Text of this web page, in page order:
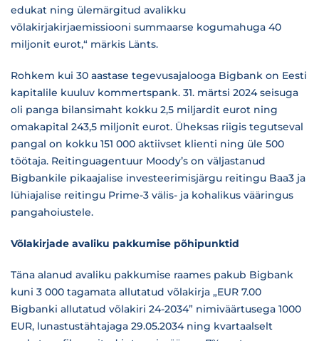
edukat ning ülemärgitud avalikku
võlakirjakirjaemissiooni summaarse kogumahuga 40
miljonit eurot,“ märkis Länts.
Rohkem kui 30 aastase tegevusajalooga Bigbank on Eesti
kapitalile kuuluv kommertspank. 31. märtsi 2024 seisuga
oli panga bilansimaht kokku 2,5 miljardit eurot ning
omakapital 243,5 miljonit eurot. Üheksas riigis tegutseval
pangal on kokku 151 000 aktiivset klienti ning üle 500
töötaja. Reitinguagentuur Moody’s on väljastanud
Bigbankile pikaajalise investeerimisjärgu reitingu Baa3 ja
lühiajalise reitingu Prime-3 välis- ja kohalikus vääringus
pangahoiustele.
Võlakirjade avaliku pakkumise põhipunktid
Täna alanud avaliku pakkumise raames pakub Bigbank
kuni 3 000 tagamata allutatud võlakirja „EUR 7.00
Bigbanki allutatud võlakiri 24-2034” nimiväärtusega 1000
EUR, lunastustähtajaga 29.05.2034 ning kvartaalselt